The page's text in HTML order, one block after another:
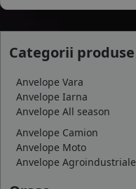
Categorii produse
Anvelope Vara
Anvelope Iarna
Anvelope All season
Anvelope Camion
Anvelope Moto
Anvelope Agroindustriale